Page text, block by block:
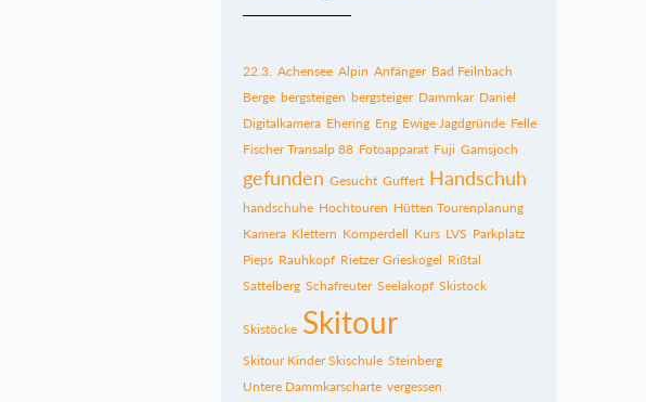
22.3. Achensee Alpin Anfänger Bad Feilnbach
Berge bergsteigen bergsteiger Dammkar Daniel
Digitalkamera Ehering Eng Ewige Jagdgründe Felle
Fischer Transalp 88 Fotoapparat Fuji Gamsjoch
gefunden Gesucht Guffert Handschuh
handschuhe Hochtouren Hütten Tourenplanung
Kamera Klettern Komperdell Kurs LVS Parkplatz
Pieps Rauhkopf Rietzer Grieskogel Rißtal
Sattelberg Schafreuter Seelakopf Skistock
Skistöcke Skitour
Skitour Kinder Skischule Steinberg
Untere Dammkarscharte vergessen